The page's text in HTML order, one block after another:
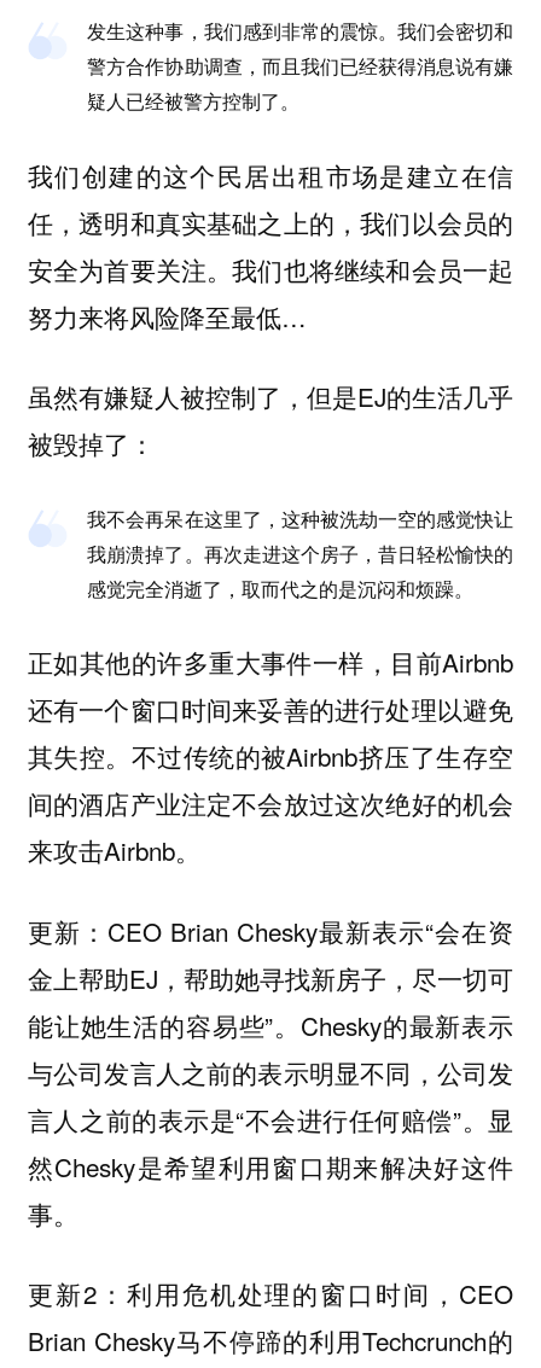
发生这种事，我们感到非常的震惊。我们会密切和
警方合作协助调查，而且我们已经获得消息说有嫌
疑人已经被警方控制了。
我们创建的这个民居出租市场是建立在信
任，透明和真实基础之上的，我们以会员的
安全为首要关注。我们也将继续和会员一起
努力来将风险降至最低…
虽然有嫌疑人被控制了，但是EJ的生活几乎
被毁掉了：
我不会再呆在这里了，这种被洗劫一空的感觉快让
我崩溃掉了。再次走进这个房子，昔日轻松愉快的
感觉完全消逝了，取而代之的是沉闷和烦躁。
正如其他的许多重大事件一样，目前Airbnb
还有一个窗口时间来妥善的进行处理以避免
其失控。不过传统的被Airbnb挤压了生存空
间的酒店产业注定不会放过这次绝好的机会
来攻击Airbnb。
更新：CEO Brian Chesky最新表示“会在资
金上帮助EJ，帮助她寻找新房子，尽一切可
能让她生活的容易些”。Chesky的最新表示
与公司发言人之前的表示明显不同，公司发
言人之前的表示是“不会进行任何赔偿”。显
然Chesky是希望利用窗口期来解决好这件
事。
更新2：利用危机处理的窗口时间，CEO
Brian Chesky马不停蹄的利用Techcrunch的